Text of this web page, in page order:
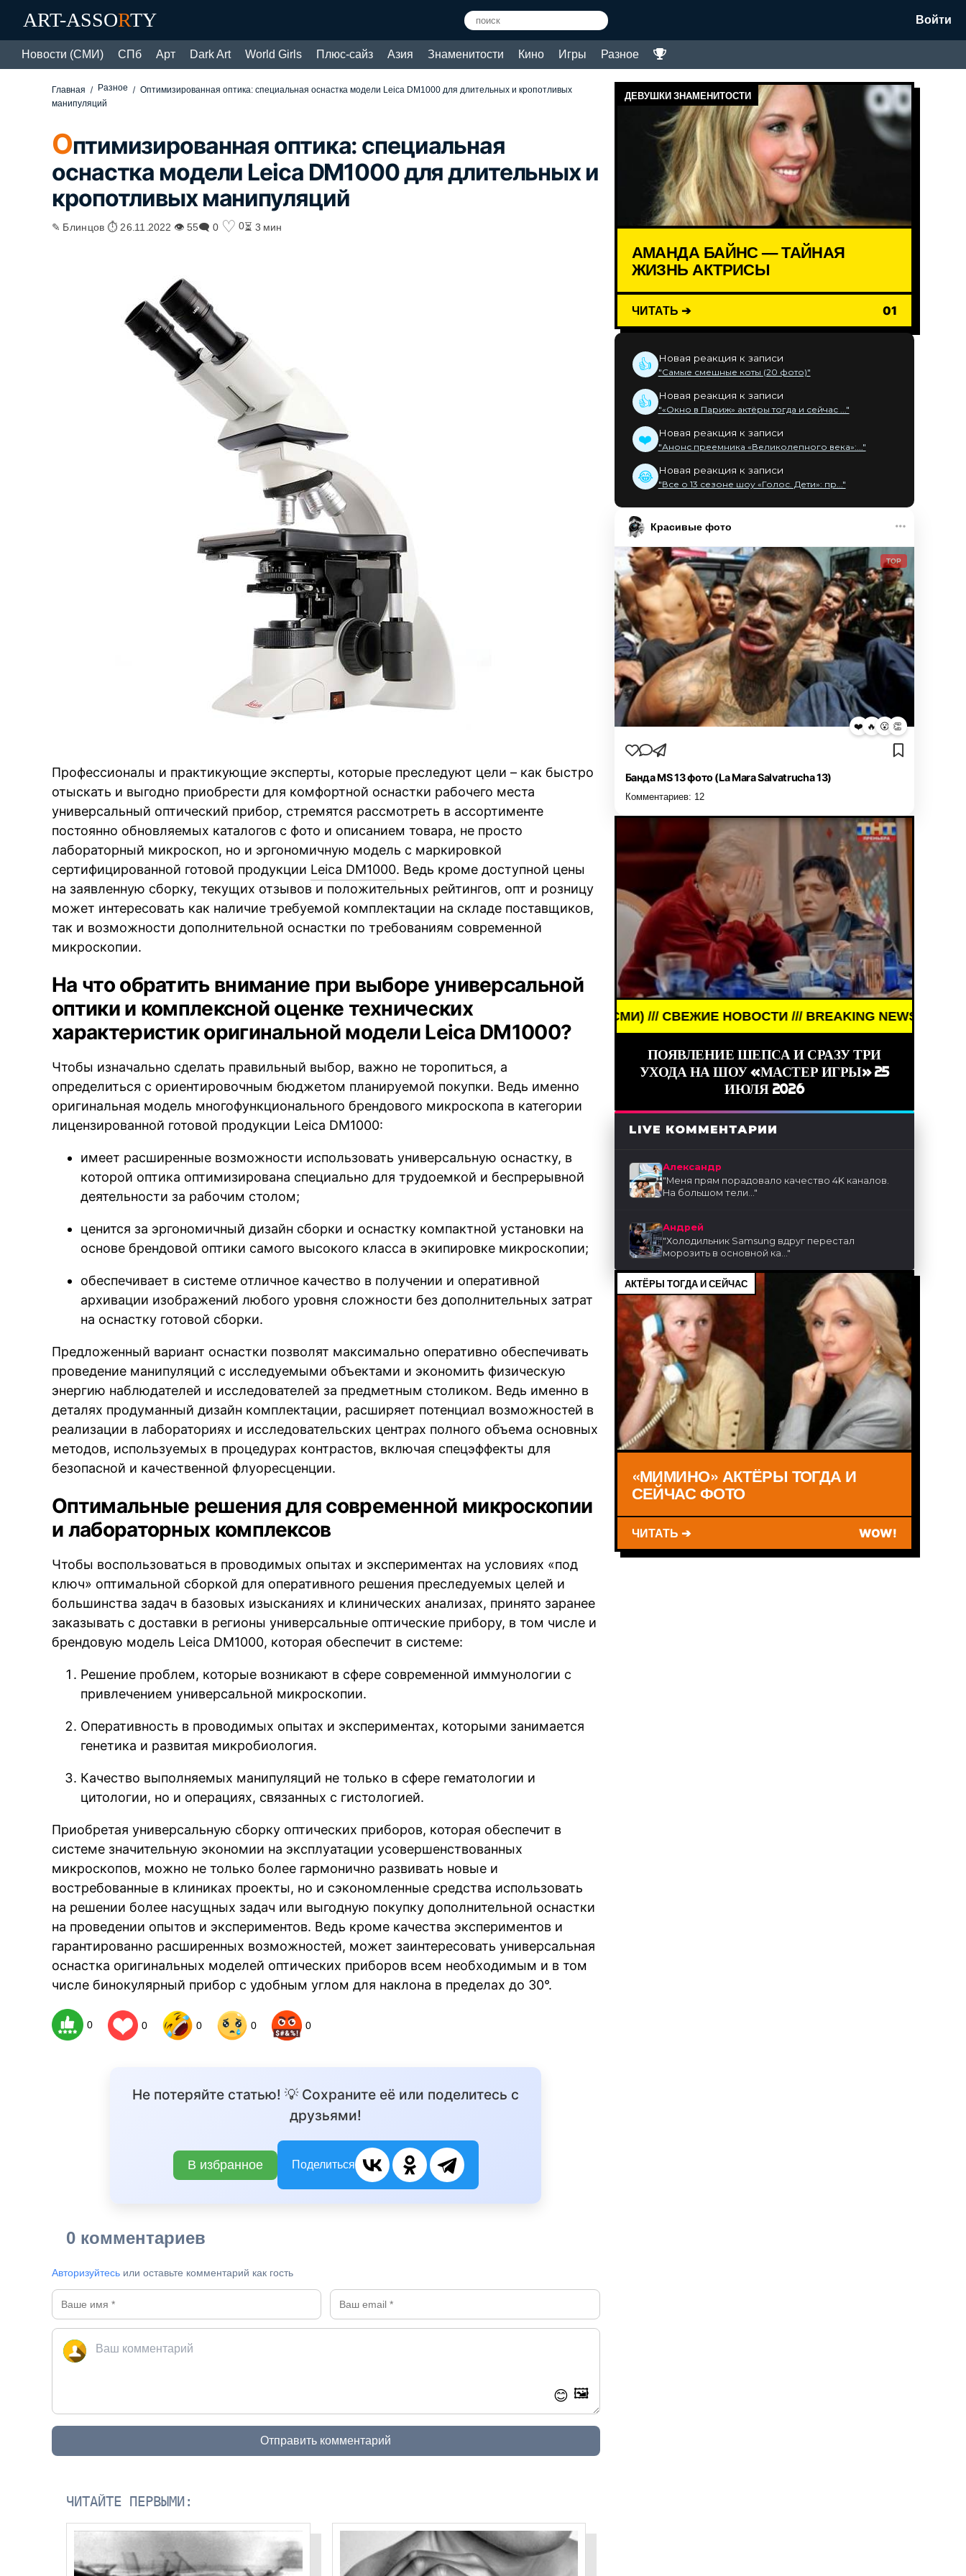
ART-ASSORTY Войти
Новости (СМИ) СПб Арт Dark Art World Girls Плюс-сайз Азия Знаменитости Кино Игры Разное
Главная Разное
Оптимизированная оптика: специальная оснастка модели Leica DM1000 для длительных и кропотливых
манипуляций
Оптимизированная оптика: специальная
оснастка модели Leica DM1000 для длительных и
кропотливых манипуляций
✎ Блинцов ⏱ 26.11.2022 👁 55🗨 0 ♡ 0⏳ 3 мин
Профессионалы и практикующие эксперты, которые преследуют цели – как быстро
отыскать и выгодно приобрести для комфортной оснастки рабочего места
универсальный оптический прибор, стремятся рассмотреть в ассортименте
постоянно обновляемых каталогов с фото и описанием товара, не просто
лабораторный микроскоп, но и эргономичную модель с маркировкой
сертифицированной готовой продукции Leica DM1000. Ведь кроме доступной цены
на заявленную сборку, текущих отзывов и положительных рейтингов, опт и розницу
может интересовать как наличие требуемой комплектации на складе поставщиков,
так и возможности дополнительной оснастки по требованиям современной
микроскопии.
На что обратить внимание при выборе универсальной
оптики и комплексной оценке технических
характеристик оригинальной модели Leica DM1000?
Чтобы изначально сделать правильный выбор, важно не торопиться, а
определиться с ориентировочным бюджетом планируемой покупки. Ведь именно
оригинальная модель многофункционального брендового микроскопа в категории
лицензированной готовой продукции Leica DM1000:
имеет расширенные возможности использовать универсальную оснастку, в
которой оптика оптимизирована специально для трудоемкой и беспрерывной
деятельности за рабочим столом;
ценится за эргономичный дизайн сборки и оснастку компактной установки на
основе брендовой оптики самого высокого класса в экипировке микроскопии;
обеспечивает в системе отличное качество в получении и оперативной
архивации изображений любого уровня сложности без дополнительных затрат
на оснастку готовой сборки.
Предложенный вариант оснастки позволят максимально оперативно обеспечивать
проведение манипуляций с исследуемыми объектами и экономить физическую
энергию наблюдателей и исследователей за предметным столиком. Ведь именно в
деталях продуманный дизайн комплектации, расширяет потенциал возможностей в
реализации в лабораториях и исследовательских центрах полного объема основных
методов, используемых в процедурах контрастов, включая спецэффекты для
безопасной и качественной флуоресценции.
Оптимальные решения для современной микроскопии
и лабораторных комплексов
Чтобы воспользоваться в проводимых опытах и экспериментах на условиях «под
ключ» оптимальной сборкой для оперативного решения преследуемых целей и
большинства задач в базовых изысканиях и клинических анализах, принято заранее
заказывать с доставки в регионы универсальные оптические прибору, в том числе и
брендовую модель Leica DM1000, которая обеспечит в системе:
Решение проблем, которые возникают в сфере современной иммунологии с
привлечением универсальной микроскопии.
Оперативность в проводимых опытах и экспериментах, которыми занимается
генетика и развитая микробиология.
Качество выполняемых манипуляций не только в сфере гематологии и
цитологии, но и операциях, связанных с гистологией.
Приобретая универсальную сборку оптических приборов, которая обеспечит в
системе значительную экономии на эксплуатации усовершенствованных
микроскопов, можно не только более гармонично развивать новые и
востребованные в клиниках проекты, но и сэкономленные средства использовать
на решении более насущных задач или выгодную покупку дополнительной оснастки
на проведении опытов и экспериментов. Ведь кроме качества экспериментов и
гарантированно расширенных возможностей, может заинтересовать универсальная
оснастка оригинальных моделей оптических приборов всем необходимым и в том
числе бинокулярный прибор с удобным углом для наклона в пределах до 30°.
0 0 0 0 0
Не потеряйте статью! 💡 Сохраните её или поделитесь с
друзьями!
В избранное Поделиться
0 комментариев
Авторизуйтесь или оставьте комментарий как гость
😊 🖼️
Отправить комментарий
ЧИТАЙТЕ ПЕРВЫМИ:
ДЕВУШКИ ЗНАМЕНИТОСТИ
АМАНДА БАЙНС — ТАЙНАЯ
ЖИЗНЬ АКТРИСЫ
ЧИТАТЬ ➔ 01
👍 Новая реакция к записи
"Самые смешные коты (20 фото)"
👍 Новая реакция к записи
"«Окно в Париж» актёры тогда и сейчас ..."
❤️ Новая реакция к записи
"Анонс преемника «Великолепного века»:..."
😂 Новая реакция к записи
"Все о 13 сезоне шоу «Голос. Дети»: пр..."
Красивые фото
TOP
❤️ 🔥 😮 👏
Банда MS 13 фото (La Mara Salvatrucha 13)
Комментариев: 12
BREAKING NEWS /// НОВОСТИ (СМИ) /// СВЕЖИЕ НОВОСТИ /// BREAKING NEWS /// НОВОСТИ
ПОЯВЛЕНИЕ ШЕПСА И СРАЗУ ТРИ
УХОДА НА ШОУ «МАСТЕР ИГРЫ» 25
ИЮЛЯ 2026
LIVE КОММЕНТАРИИ
Александр
"Меня прям порадовало качество 4K каналов.
На большом тели..."
Андрей
"Холодильник Samsung вдруг перестал
морозить в основной ка..."
АКТЁРЫ ТОГДА И СЕЙЧАС
«МИМИНО» АКТЁРЫ ТОГДА И
СЕЙЧАС ФОТО
ЧИТАТЬ ➔ WOW!